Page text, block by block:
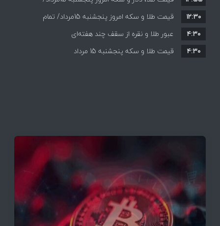
افزایش قیمت ها + جدول
قیمت طلا و سکه امروز پنجشنبه 15مرداد/ تمام
قیمت ها بر مدار افزایش + جدول
۱۲:۳۰
عبور طلا و نقره از سقف چند هفته‌ای
۴:۳۰
قیمت طلا و سکه پنجشنبه 15 مرداد
۴:۳۰